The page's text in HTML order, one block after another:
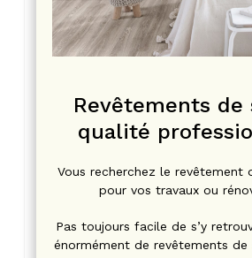
Revêtements de
qualité
Vous recherchez le revêtement
pour vos travaux ou
Pas toujours facile de s’y
énormément de revêtements